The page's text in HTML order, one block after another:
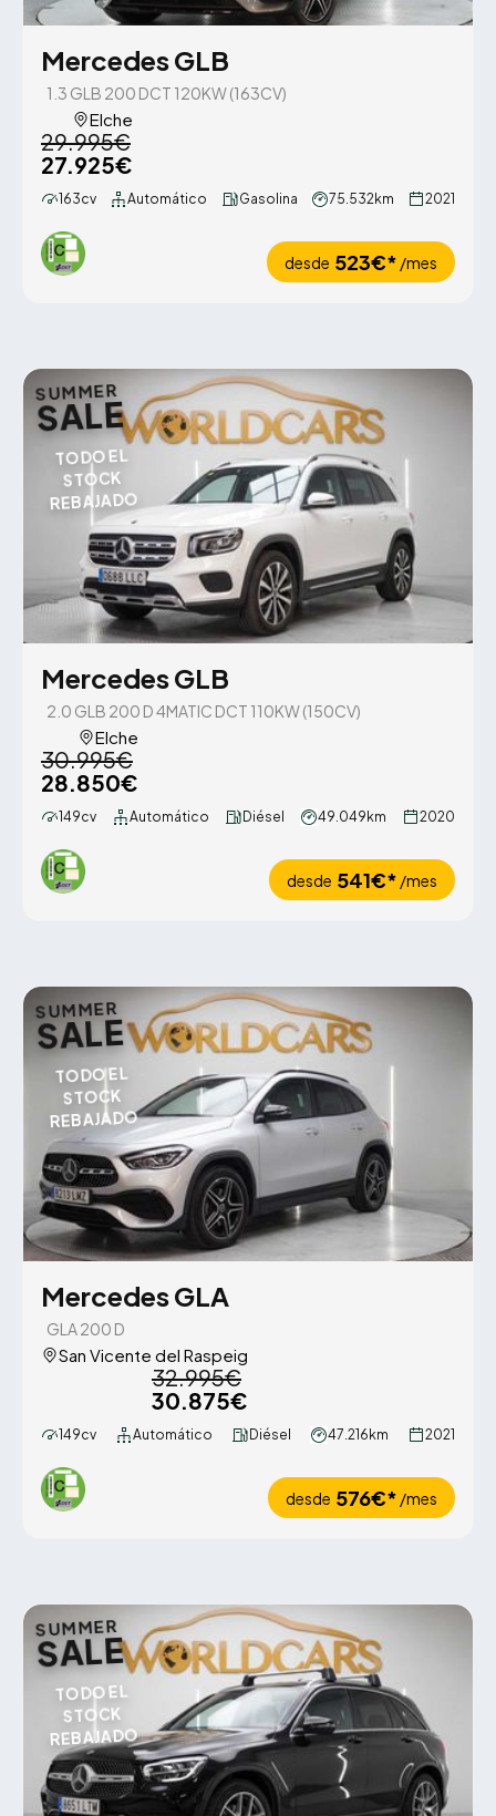
Mercedes GLB
1.3 GLB 200 DCT 120KW (163CV)
Elche
29.995€
27.925€
163cv Automático Gasolina 75.532km 2021
desde 523€* /mes
SUMMER
SALE
TODO EL
STOCK
REBAJADO
Mercedes GLB
2.0 GLB 200 D 4MATIC DCT 110KW (150CV)
Elche
30.995€
28.850€
149cv Automático Diésel 49.049km 2020
desde 541€* /mes
SUMMER
SALE
TODO EL
STOCK
REBAJADO
Mercedes GLA
GLA 200 D
San Vicente del Raspeig
32.995€
30.875€
149cv Automático Diésel 47.216km 2021
desde 576€* /mes
SUMMER
SALE
TODO EL
STOCK
REBAJADO